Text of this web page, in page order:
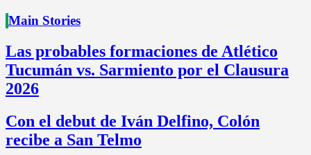
Main Stories
Las probables formaciones de Atlético
Tucumán vs. Sarmiento por el Clausura
2026
Con el debut de Iván Delfino, Colón
recibe a San Telmo